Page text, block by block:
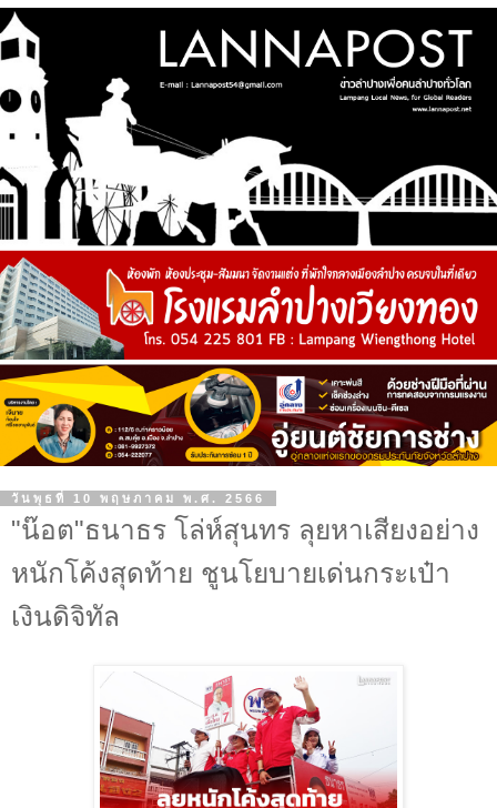
วันพุธที่ 10 พฤษภาคม พ.ศ. 2566
"น๊อต"ธนาธร โล่ห์สุนทร ลุยหาเสียงอย่าง
หนักโค้งสุดท้าย ชูนโยบายเด่นกระเป๋า
เงินดิจิทัล